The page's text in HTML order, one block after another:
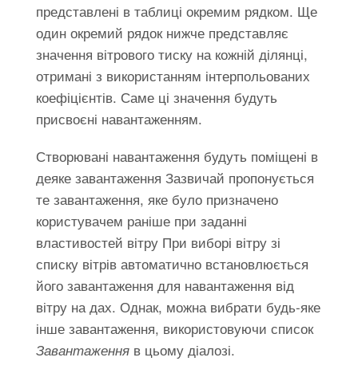
представлені в таблиці окремим рядком. Ще
один окремий рядок нижче представляє
значення вітрового тиску на кожній ділянці,
отримані з використанням інтерпольованих
коефіцієнтів. Саме ці значення будуть
присвоєні навантаженням.
Створювані навантаження будуть поміщені в
деяке завантаження Зазвичай пропонується
те завантаження, яке було призначено
користувачем раніше при заданні
властивостей вітру При виборі вітру зі
списку вітрів автоматично встановлюється
його завантаження для навантаження від
вітру на дах. Однак, можна вибрати будь-яке
інше завантаження, використовуючи список
Завантаження в цьому діалозі.